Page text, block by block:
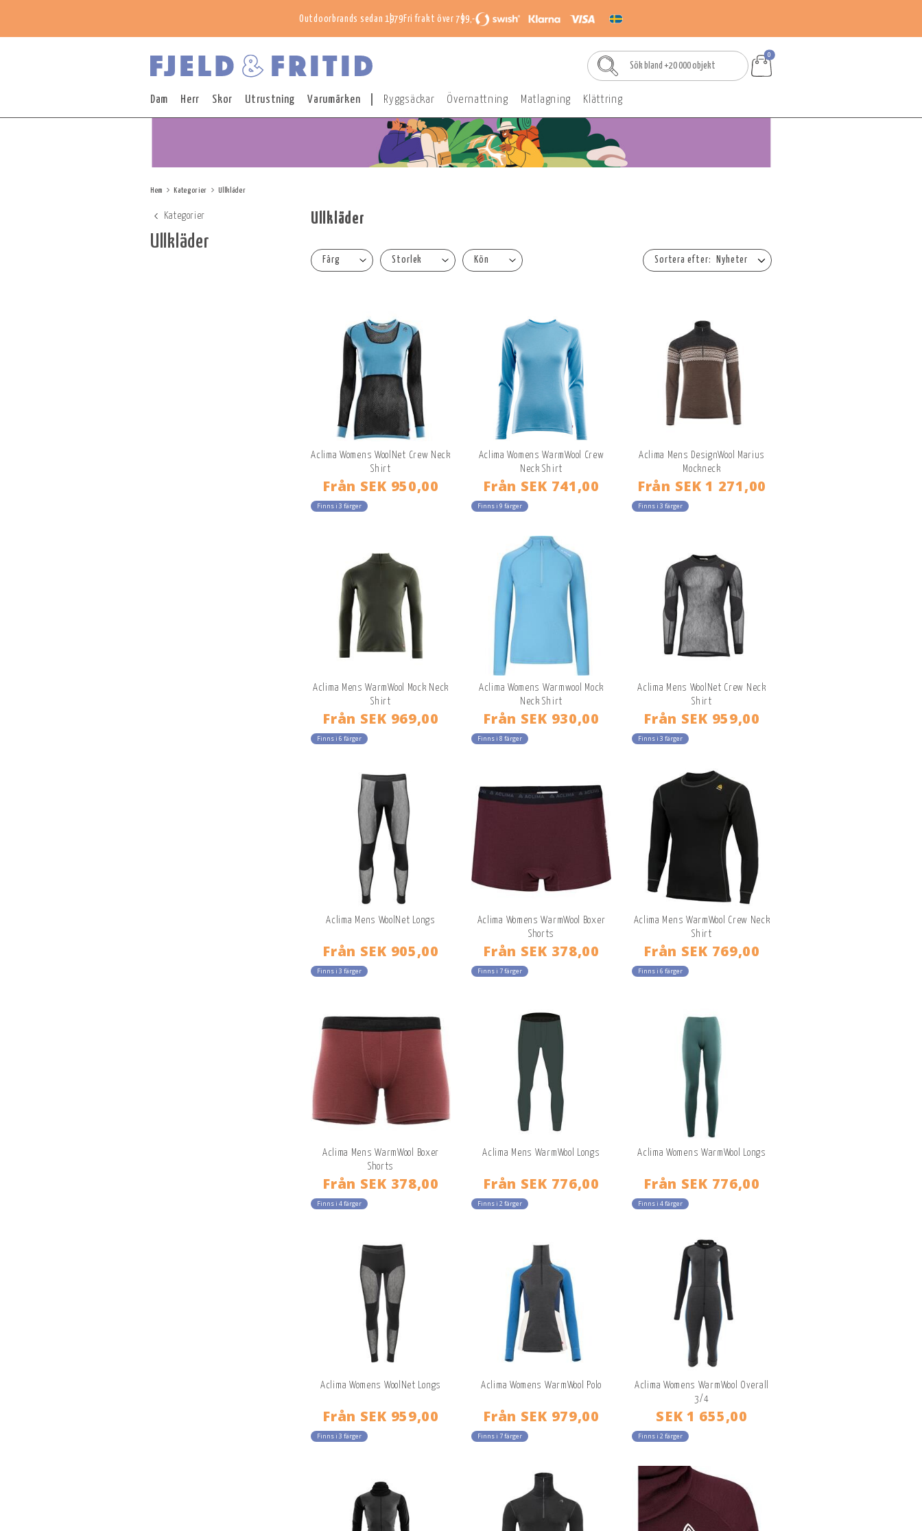
Outdoorbrands sedan 1979 Fri frakt över 799,-
0
Dam Herr Skor Utrustning Varumärken Ryggsäckar Övernattning Matlagning Klättring
Hem Kategorier Ullkläder
Kategorier
Ullkläder
Ullkläder
Nyheter
Färg Storlek Kön
Aclima Womens WoolNet Crew Neck
Shirt
Från SEK 950,00
Finns i 3 färger
Aclima Womens WarmWool Crew
Neck Shirt
Från SEK 741,00
Finns i 9 färger
Aclima Mens DesignWool Marius
Mockneck
Från SEK 1 271,00
Finns i 3 färger
Aclima Mens WarmWool Mock Neck
Shirt
Från SEK 969,00
Finns i 6 färger
Aclima Womens Warmwool Mock
Neck Shirt
Från SEK 930,00
Finns i 8 färger
Aclima Mens WoolNet Crew Neck
Shirt
Från SEK 959,00
Finns i 3 färger
Aclima Mens WoolNet Longs
Från SEK 905,00
Finns i 3 färger
Aclima Womens WarmWool Boxer
Shorts
Från SEK 378,00
Finns i 7 färger
Aclima Mens WarmWool Crew Neck
Shirt
Från SEK 769,00
Finns i 6 färger
Aclima Mens WarmWool Boxer
Shorts
Från SEK 378,00
Finns i 4 färger
Aclima Mens WarmWool Longs
Från SEK 776,00
Finns i 2 färger
Aclima Womens WarmWool Longs
Från SEK 776,00
Finns i 4 färger
Aclima Womens WoolNet Longs
Från SEK 959,00
Finns i 3 färger
Aclima Womens WarmWool Polo
Från SEK 979,00
Finns i 7 färger
Aclima Womens WarmWool Overall
3/4
SEK 1 655,00
Finns i 2 färger